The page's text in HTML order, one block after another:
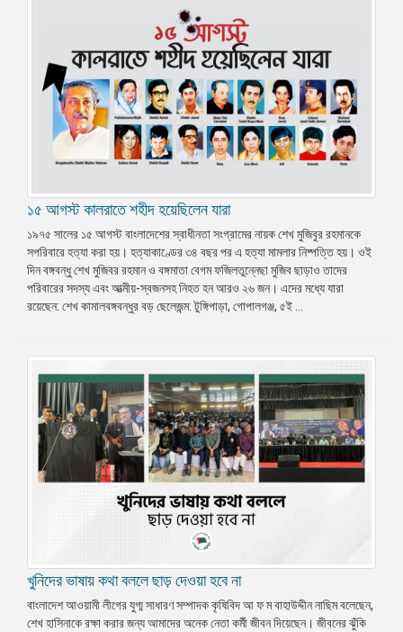
১৫ আগস্ট কালরাতে শহীদ হয়েছিলেন যারা
১৯৭৫ সালের ১৫ আগস্ট বাংলাদেশের স্বাধীনতা সংগ্রামের নায়ক শেখ মুজিবুর রহমানকে
সপরিবারে হত্যা করা হয়। হত্যাকাণ্ডের ৩৪ বছর পর এ হত্যা মামলার নিষ্পত্তি হয়। ওই
দিন বঙ্গবন্ধু শেখ মুজিবর রহমান ও বঙ্গমাতা বেগম ফজিলতুন্নেছা মুজিব ছাড়াও তাদের
পরিবারের সদস্য এবং আত্মীয়-স্বজনসহ নিহত হন আরও ২৬ জন। এদের মধ্যে যারা
রয়েছেন: শেখ কামালবঙ্গবন্ধুর বড় ছেলেজন্ম: টুঙ্গিপাড়া, গোপালগঞ্জ, ৫ই ...
খুনিদের ভাষায় কথা বললে ছাড় দেওয়া হবে না
বাংলাদেশ আওয়ামী লীগের যুগ্ম সাধারণ সম্পাদক কৃষিবিদ আ ফ ম বাহাউদ্দীন নাছিম বলেছেন,
শেখ হাসিনাকে রক্ষা করার জন্য আমাদের অনেক নেতা কর্মী জীবন দিয়েছেন। জীবনের ঝুঁকি